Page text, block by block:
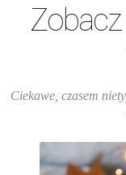
Ciekawe, czasem